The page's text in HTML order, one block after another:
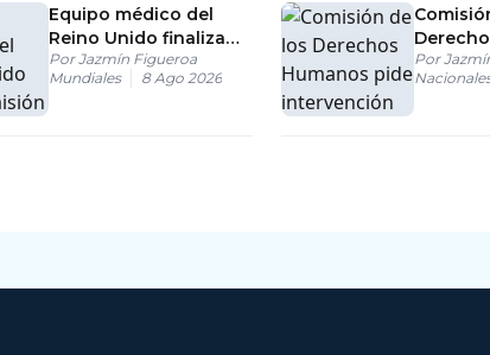
Equipo médico del
Reino Unido finaliza
misión en Venezuela
tras terremotos
PorJazmín Figueroa
Mundiales
8 Ago 2026
pide
las
Por